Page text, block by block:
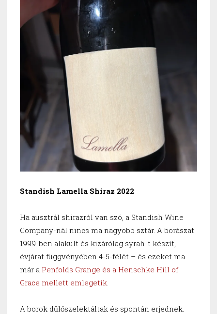
Standish Lamella Shiraz 2022
Ha ausztrál shirazról van szó, a Standish Wine
Company-nál nincs ma nagyobb sztár. A borászat
1999-ben alakult és kizárólag syrah-t készít,
évjárat függvényében 4-5-félét – és ezeket ma
már a Penfolds Grange és a Henschke Hill of
Grace mellett emlegetik
A borok dűlőszelektáltak és spontán erjednek.